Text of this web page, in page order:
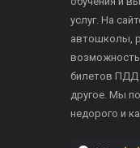
услуг. На
автошколы,
билетов ПДД
другое. Мы
недорого и